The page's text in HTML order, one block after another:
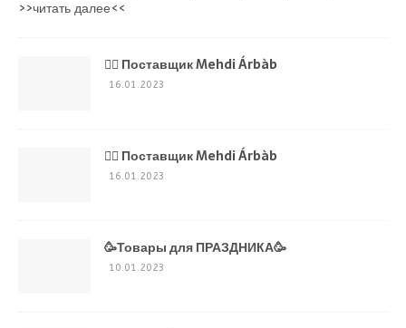
>>читать далее<<
💁‍♂ Поставщик Mehdi Árbàb
16.01.2023
💁‍♂ Поставщик Mehdi Árbàb
16.01.2023
🥳Товары для ПРАЗДНИКА🥳
10.01.2023